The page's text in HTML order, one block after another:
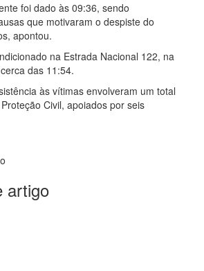
foi dado às 09:36, sendo
que motivaram o despiste do
apontou.
na Estrada Nacional 122, na
das 11:54.
às vítimas envolveram um total
Civil, apoiados por seis
artigo